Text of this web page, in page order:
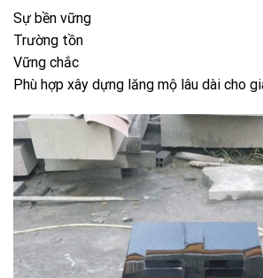
Sự bền vững
Trường tồn
Vững chắc
Phù hợp xây dựng lăng mộ lâu dài cho